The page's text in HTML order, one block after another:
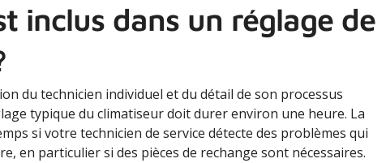
inclus dans un réglage de
du technicien individuel et du détail de son processus
typique du climatiseur doit durer environ une heure. La
si votre technicien de service détecte des problèmes qui
en particulier si des pièces de rechange sont nécessaires.